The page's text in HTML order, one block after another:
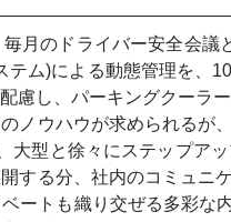
月のドライバー安全会
ム)による動態管理を、
慮し、パーキングクーラ
ノウハウが求められるが
大型と徐々にステップア
する分、社内のコミュニ
ートも織り交ぜる多彩